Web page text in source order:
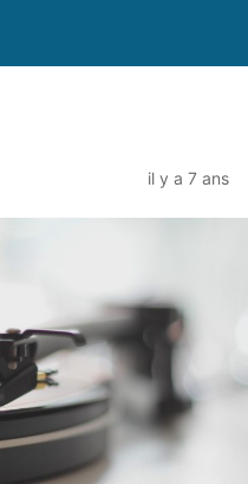
il y a 7 ans